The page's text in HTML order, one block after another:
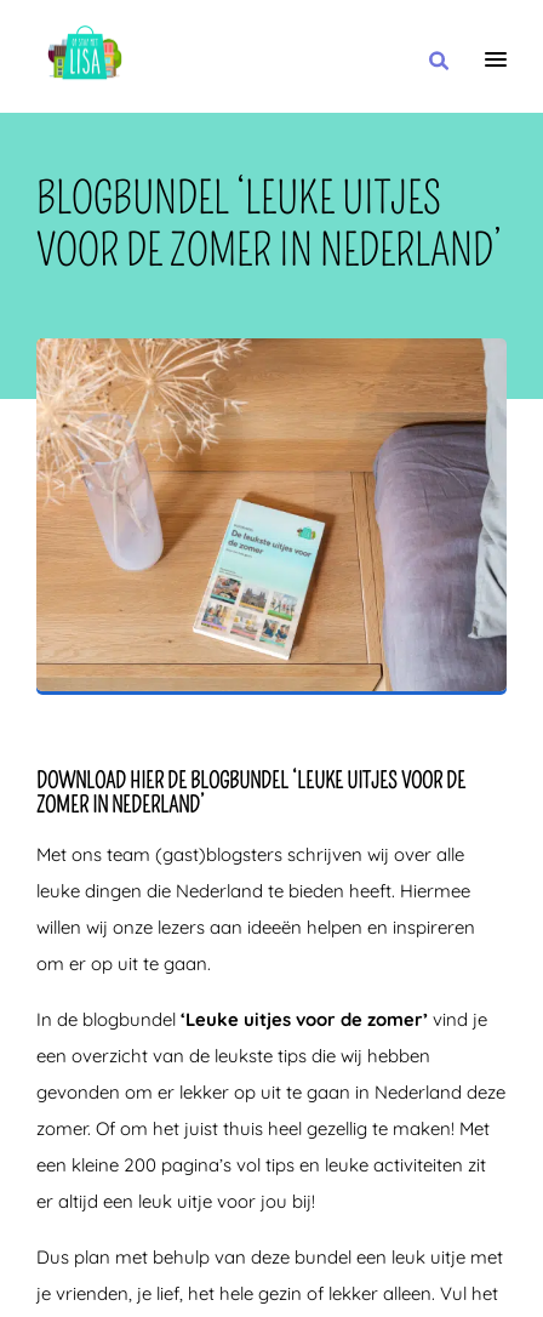
IN DE BUURT VAN
OF
ZOEKEN
BLOGBUNDEL ‘LEUKE UITJES
VOOR DE ZOMER IN NEDERLAND’
DOWNLOAD HIER DE BLOGBUNDEL ‘LEUKE UITJES VOOR DE
ZOMER IN NEDERLAND’
Met ons team (gast)blogsters schrijven wij over alle
leuke dingen die Nederland te bieden heeft. Hiermee
willen wij onze lezers aan ideeën helpen en inspireren
om er op uit te gaan.
In de blogbundel ‘Leuke uitjes voor de zomer’ vind je
een overzicht van de leukste tips die wij hebben
gevonden om er lekker op uit te gaan in Nederland deze
zomer. Of om het juist thuis heel gezellig te maken! Met
een kleine 200 pagina’s vol tips en leuke activiteiten zit
er altijd een leuk uitje voor jou bij!
Dus plan met behulp van deze bundel een leuk uitje met
je vrienden, je lief, het hele gezin of lekker alleen. Vul het